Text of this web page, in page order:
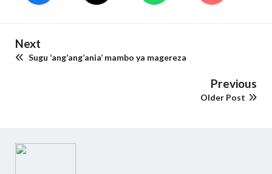
Next
Sugu ‘ang’ang’ania’ mambo ya magereza
Previous
Older Post